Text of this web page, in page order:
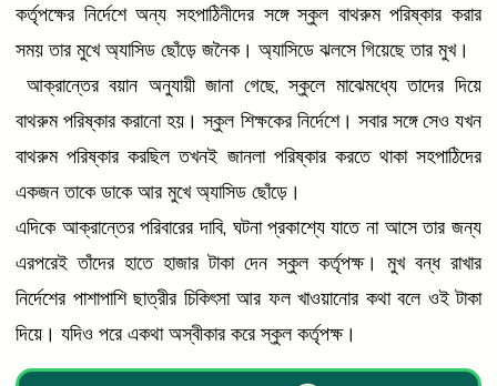
কর্তৃপক্ষের নির্দেশে অন্য সহপাঠিনীদের সঙ্গে স্কুল বাথরুম পরিষ্কার করার
সময় তার মুখে অ্যাসিড ছোঁড়ে জনৈক। অ্যাসিডে ঝলসে গিয়েছে তার মুখ।
আক্রান্তের বয়ান অনুযায়ী জানা গেছে, স্কুলে মাঝেমধ্যে তাদের দিয়ে
বাথরুম পরিষ্কার করানো হয়। স্কুল শিক্ষকের নির্দেশে। সবার সঙ্গে সেও যখন
বাথরুম পরিষ্কার করছিল তখনই জানলা পরিষ্কার করতে থাকা সহপাঠিদের
একজন তাকে ডাকে আর মুখে অ্যাসিড ছোঁড়ে।
এদিকে আক্রান্তের পরিবারের দাবি, ঘটনা প্রকাশ্যে যাতে না আসে তার জন্য
এরপরেই তাঁদের হাতে হাজার টাকা দেন স্কুল কর্তৃপক্ষ। মুখ বন্ধ রাখার
নির্দেশের পাশাপাশি ছাত্রীর চিকিৎসা আর ফল খাওয়ানোর কথা বলে ওই টাকা
দিয়ে। যদিও পরে একথা অস্বীকার করে স্কুল কর্তৃপক্ষ।